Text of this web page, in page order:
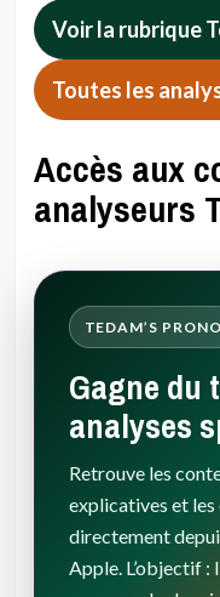
Voir la rubrique
Toutes les
Accès aux
analyseurs
TEDAM’S PRONO
Gagne du
analyses
Retrouve les
explicatives et les
directement
Apple. L’objectif :